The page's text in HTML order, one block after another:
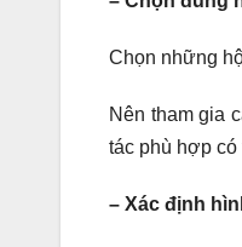
Chọn những
Nên tham gia
tác phù hợp
– Xác định